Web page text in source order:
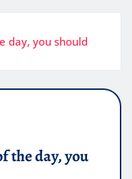
day, you should
the day, you